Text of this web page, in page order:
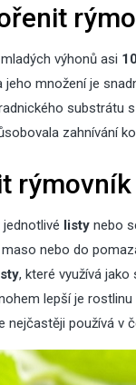
výhonů asi
jeho množení je
substrátu
zahnívání
rýmovník
listy nebo
nebo do
, které využívá
lepší je rostlinu
nejčastěji používá v